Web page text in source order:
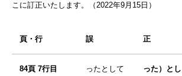
こに訂正いたします。（2022年9月15日）
頁・行 誤 正
84頁 7行目
ったとして
った）とし